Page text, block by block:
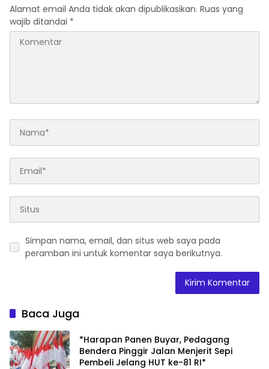
Alamat email Anda tidak akan dipublikasikan. Ruas yang
wajib ditandai *
Simpan nama, email, dan situs web saya pada
peramban ini untuk komentar saya berikutnya.
Baca Juga
*Harapan Panen Buyar, Pedagang
Bendera Pinggir Jalan Menjerit Sepi
Pembeli Jelang HUT ke-81 RI*